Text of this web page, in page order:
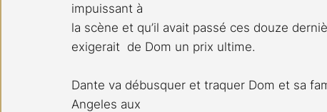
impuissant à
la scène et qu’il avait passé ces douze
exigerait  de Dom un prix ultime.
Dante va débusquer et traquer Dom et sa
Angeles aux